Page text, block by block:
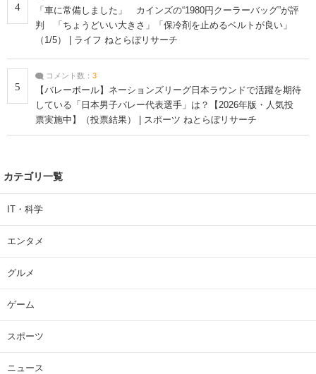
4
「車に常備しました」 カインズの“1980円クーラーバッグ”が評
判 「ちょうどいい大きさ」「保冷剤を止めるベルトが良い」
（1/5） | ライフ ねとらぼリサーチ
5
コメント数： 3
【バレーボール】ネーションズリーグ日本ラウンドで活躍を期待
している「日本男子バレー代表選手」は？【2026年版・人気投
票実施中】（投票結果） | スポーツ ねとらぼリサーチ
カテゴリ一覧
IT・科学
エンタメ
グルメ
ゲーム
スポーツ
ニュース